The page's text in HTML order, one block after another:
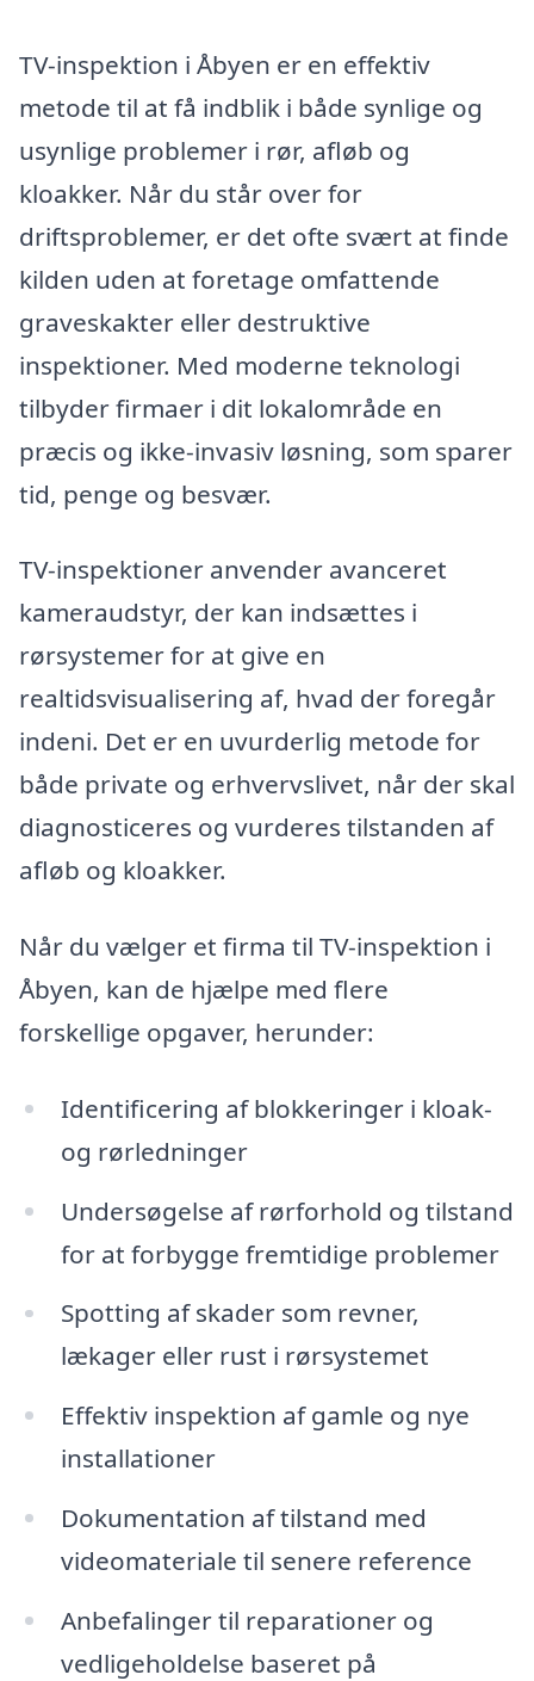
TV-inspektion i Åbyen er en effektiv
metode til at få indblik i både synlige og
usynlige problemer i rør, afløb og
kloakker. Når du står over for
driftsproblemer, er det ofte svært at finde
kilden uden at foretage omfattende
graveskakter eller destruktive
inspektioner. Med moderne teknologi
tilbyder firmaer i dit lokalområde en
præcis og ikke-invasiv løsning, som sparer
tid, penge og besvær.
TV-inspektioner anvender avanceret
kameraudstyr, der kan indsættes i
rørsystemer for at give en
realtidsvisualisering af, hvad der foregår
indeni. Det er en uvurderlig metode for
både private og erhvervslivet, når der skal
diagnosticeres og vurderes tilstanden af
afløb og kloakker.
Når du vælger et firma til TV-inspektion i
Åbyen, kan de hjælpe med flere
forskellige opgaver, herunder:
Identificering af blokkeringer i kloak-
og rørledninger
Undersøgelse af rørforhold og tilstand
for at forbygge fremtidige problemer
Spotting af skader som revner,
lækager eller rust i rørsystemet
Effektiv inspektion af gamle og nye
installationer
Dokumentation af tilstand med
videomateriale til senere reference
Anbefalinger til reparationer og
vedligeholdelse baseret på